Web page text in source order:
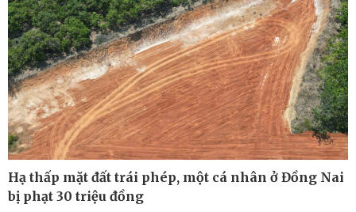
Thế giới
Quan sát
Cuộc sống đó đây
Multimedia
Ảnh
Hạ thấp mặt đất trái phép, một cá nhân ở Đồng Nai
bị phạt 30 triệu đồng